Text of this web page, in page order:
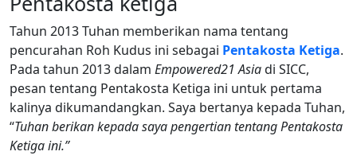
Tahun 2013 Tuhan memberikan nama tentang
pencurahan Roh Kudus ini sebagai Pentakosta Ketiga.
Pada tahun 2013 dalam Empowered21 Asiadi SICC,
pesan tentang Pentakosta Ketiga ini untuk pertama
kalinya dikumandangkan. Saya bertanya kepada Tuhan,
“Tuhan berikan kepada saya pengertian tentang Pentakosta
Ketiga ini.”